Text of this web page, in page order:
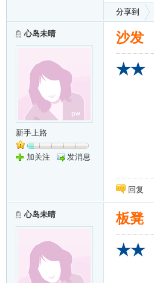
分享到
心岛未晴
新手上路
加关注 发消息
沙发
★★
回复
心岛未晴 板凳
★★